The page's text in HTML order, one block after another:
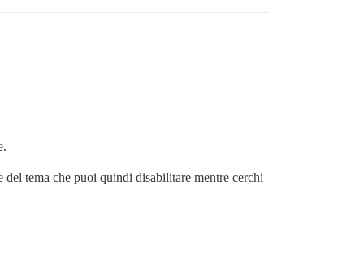
tema che puoi quindi disabilitare mentre cerchi